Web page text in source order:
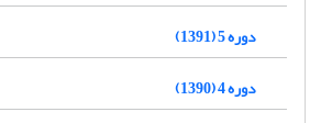
دوره 5 (1391)
دوره 4 (1390)